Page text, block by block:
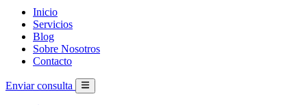
Inicio
Servicios
Blog
Sobre Nosotros
Contacto
Enviar consulta